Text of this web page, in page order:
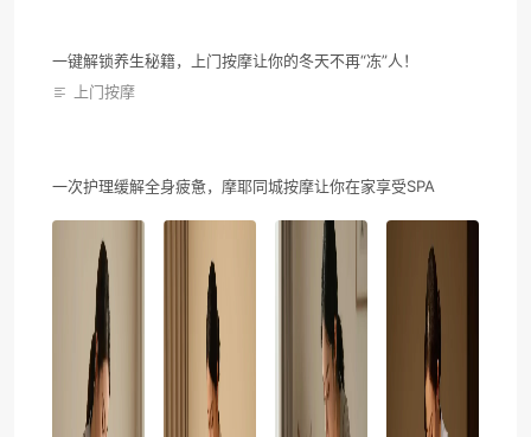
一键解锁养生秘籍，上门按摩让你的冬天不再“冻”人！
上门按摩
一次护理缓解全身疲惫，摩耶同城按摩让你在家享受SPA